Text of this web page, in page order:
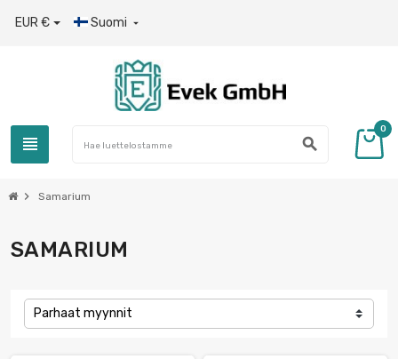
EUR € Suomi 
view_headline search
0
chevron_right Samarium
SAMARIUM
Parhaat myynnit